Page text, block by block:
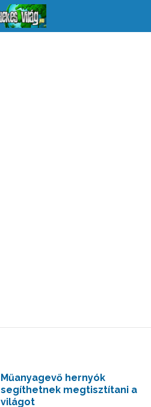
Műanyagevő hernyók
segíthetnek megtisztítani a
világot